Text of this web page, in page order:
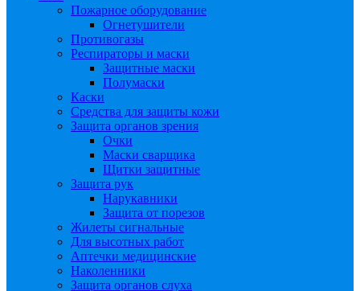
Пожарное оборудование
Огнетушители
Противогазы
Респираторы и маски
Защитные маски
Полумаски
Каски
Средства для защиты кожи
Защита органов зрения
Очки
Маски сварщика
Щитки защитные
Защита рук
Нарукавники
Защита от порезов
Жилеты сигнальные
Для высотных работ
Аптечки медицинские
Наколенники
Защита органов слуха